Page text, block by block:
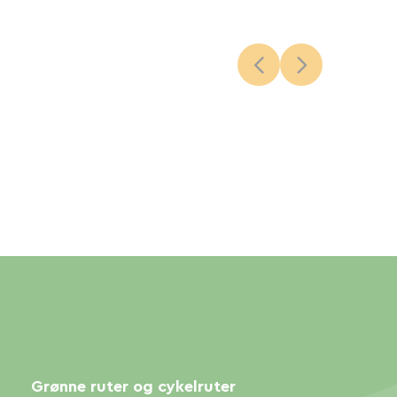
Grønne ruter og cykelruter